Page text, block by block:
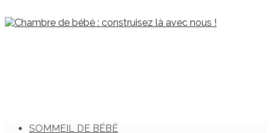
SOMMEIL DE BÉBÉ